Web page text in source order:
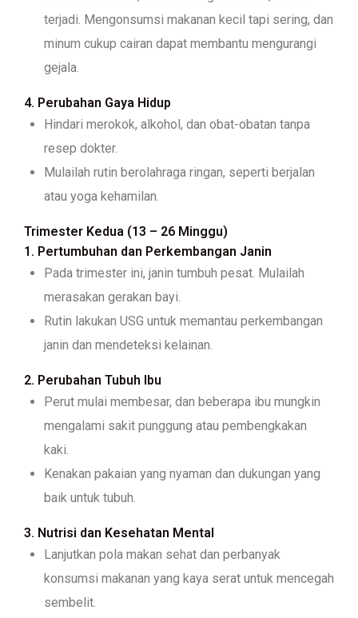
terjadi. Mengonsumsi makanan kecil tapi sering, dan
minum cukup cairan dapat membantu mengurangi
gejala.
4. Perubahan Gaya Hidup
Hindari merokok, alkohol, dan obat-obatan tanpa
resep dokter.
Mulailah rutin berolahraga ringan, seperti berjalan
atau yoga kehamilan.
Trimester Kedua (13 – 26 Minggu)
1. Pertumbuhan dan Perkembangan Janin
Pada trimester ini, janin tumbuh pesat. Mulailah
merasakan gerakan bayi.
Rutin lakukan USG untuk memantau perkembangan
janin dan mendeteksi kelainan.
2. Perubahan Tubuh Ibu
Perut mulai membesar, dan beberapa ibu mungkin
mengalami sakit punggung atau pembengkakan
kaki.
Kenakan pakaian yang nyaman dan dukungan yang
baik untuk tubuh.
3. Nutrisi dan Kesehatan Mental
Lanjutkan pola makan sehat dan perbanyak
konsumsi makanan yang kaya serat untuk mencegah
sembelit.